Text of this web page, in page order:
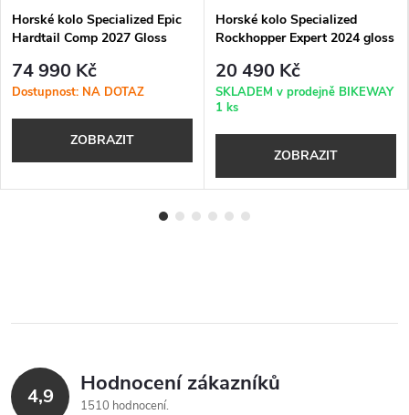
Horské kolo Specialized Epic
Hardtail Comp 2027 Gloss
Metallic
74 990 Kč
Dostupnost: NA DOTAZ
ZOBRAZIT
Horské kolo Specialized
Rockhopper Expert 2024 gloss
green
20 490 Kč
SKLADEM v prodejně BIKEWAY
1 ks
ZOBRAZIT
4,9 Hodnocení zákazníků
1510 hodnocení